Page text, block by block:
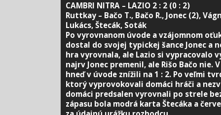
CAMBRI NITRA – LAZIO 2 : 2 (0 : 2)
Ruttkay – Bačo T., Bačo R., Jonec (2),
Lukács, Štecák, Soták
Po vyrovnanom úvode a vzájomnom
dostal do svojej typickej šance Jonec a
hra vyrovnala, ale Lazio si vypracovalo
najrv Jonec premenil, ale Rišo Bačo nie.
hneď v úvode znížili na 1 : 2. Po veľmi
ktorý vyprovokovali domáci hráči a
domáci predsalen vyrovnali po strele
zápasu bola modrá karta Štecáka a